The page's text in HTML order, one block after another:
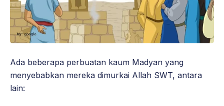
Ada beberapa perbuatan kaum Madyan yang
menyebabkan mereka dimurkai Allah SWT, antara
lain: